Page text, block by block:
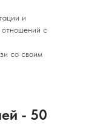
и
отношений с
со своим
- 50